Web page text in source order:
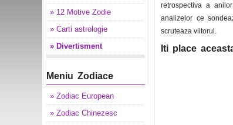
» 12 Motive Zodie
» Carti astrologie
» Divertisment
Meniu Zodiace
» Zodiac European
» Zodiac Chinezesc
retrospectiva a
analizelor ce
scruteaza viitorul.
Iti place